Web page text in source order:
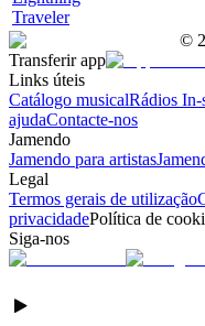
Traveler
©
Transferir app
Links úteis
Catálogo musicalRádios In-
ajudaContacte-nos
Jamendo
Jamendo para artistas
Legal
Termos gerais de utilização
privacidadePolítica de
Siga-nos